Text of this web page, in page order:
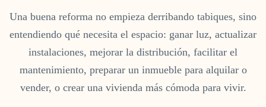
Una buena reforma no empieza derribando tabiques, sino
entendiendo qué necesita el espacio: ganar luz, actualizar
instalaciones, mejorar la distribución, facilitar el
mantenimiento, preparar un inmueble para alquilar o
vender, o crear una vivienda más cómoda para vivir.